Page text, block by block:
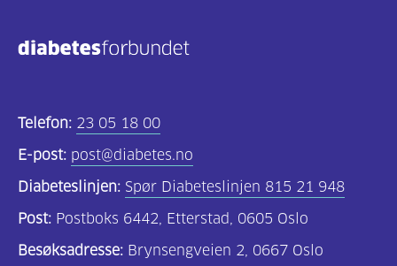
Diabetes
type
1
(56)
Diabetes
Telefon: 23 05 18 00
E-post: post@diabetes.no
Diabeteslinjen: Spør Diabeteslinjen 815 21 948
Post: Postboks 6442, Etterstad, 0605 Oslo
Besøksadresse: Brynsengveien 2, 0667 Oslo